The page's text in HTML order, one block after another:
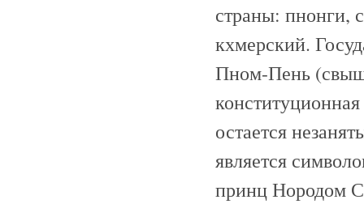
страны: пнонги,
кхмерский.
Пном-Пень
остается
является
принц Нородом